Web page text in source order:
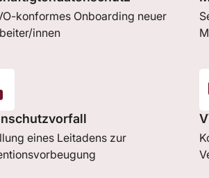
konformes Onboarding neuer
innen
eines Leitadens zur